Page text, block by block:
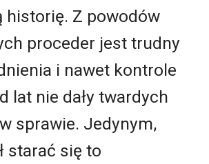
historię. Z powodów
proceder jest trudny
i nawet kontrole
lat nie dały twardych
sprawie. Jedynym,
starać się to